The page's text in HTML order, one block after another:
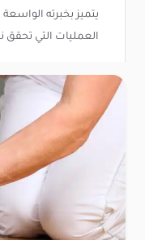
يتميز بخبرته
العمليات التي تحقق